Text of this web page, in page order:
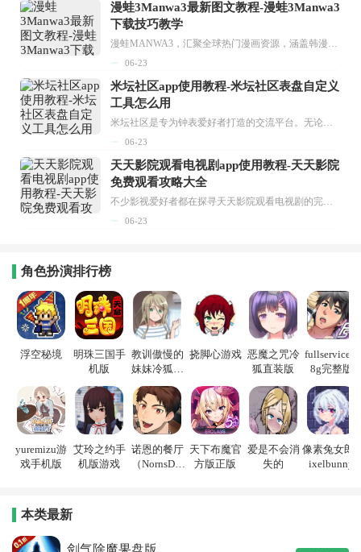
漫蛙3Manwa3最新图文教程-漫蛙3Manwa3
下载技巧教学
漫蛙MANWA3，汇聚全球热门漫画资源，涵盖韩漫、欧美漫画、国漫等多种类型，题材丰富多样，全方位满足用户阅读喜好。它不仅是阅读平台，更是创作平台，为广大用户打造零门槛创作环境。...
06-23
米坛社区app使用教程-米坛社区表盘自定义
工具怎么用
米坛社区是专为钟表爱好者打造的交流平台。无论你是初涉钟表领域的普通爱好者，还是拥有多年收藏经验的资深玩家，都能在此找到属于自己的天地。 无需注册，就能轻松参与其中。通过专业的讨论论坛与丰富的交互功能，你可与世界各地的钟表爱好者畅快交流。若你钟情于钟表，米坛社区无疑是值得一试的理想之选。在这里，你能获取最新的手表资讯，交流见解，提升鉴赏品味，让每一块手表都成为收藏故事中重要的一部分。感兴趣的朋友，不要错过下载机会。...
06-23
天天影院观看电视剧app使用教程-天天影院
免费观看攻略大全
不少影视爱好者都在探寻天天影院观看电视剧的完整方法，结合最新平台使用规则，本篇新手入门攻略全面讲解观看渠道、检索流程、播放设置以及画面模式调整等实用内容。全文适配手机、电脑等主流设备，步骤简洁易懂，无论是初次使用的新手，还是想要优化观影体验的用户，都能参照内容快速上手，熟练掌握平台各项操作技巧，轻松畅享影视内容。...
06-23
角色扮演排行榜
浮空秘境
明珠三国手
机版
教训傲慢的
妹妹冷狐游
戏
挠脚心游戏 恶魔之咒冷
狐直装版
fullservice1.
8g完整版
yuremizu游
戏手机版
艾玲之约手
机版游戏
诺恩的餐厅
（NornsDin
天下布魔官
方版正版
爱是不会消
失的
像素兔女郎p
ixelbunny
本类最新